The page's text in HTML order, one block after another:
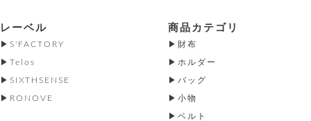
レーベル
S'FACTORY
Telos
SIXTHSENSE
RONOVE
商品カテゴリ
財布
ホルダー
バッグ
小物
ベルト